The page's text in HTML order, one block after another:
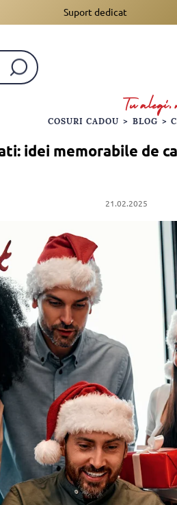
Suport dedicat
COSURI CADOU > BLOG >
idei memorabile de
21.02.2025